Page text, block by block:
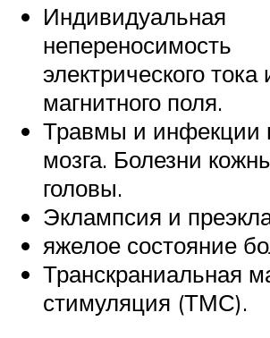
Индивидуальная
непереносимость
электрического тока
магнитного поля.
Травмы и инфекции
мозга. Болезни
головы.
Эклампсия и
яжелое состояние
Транскраниальная
стимуляция (ТМС).